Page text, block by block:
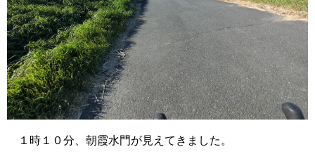
１時１０分、朝霞水門が見えてきました。